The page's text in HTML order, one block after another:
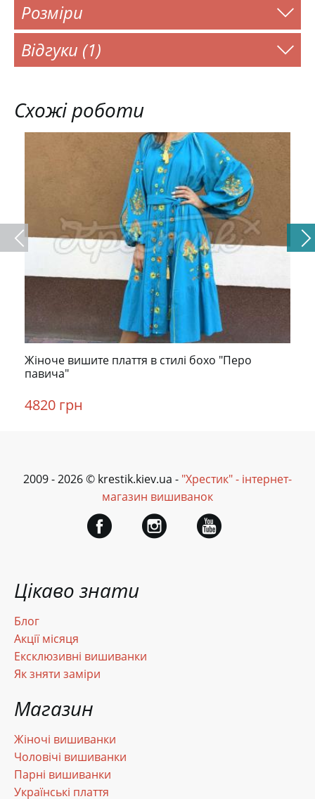
Розміри
Відгуки (1)
Схожі роботи
Жіноче вишите плаття в стилі бохо "Перо
павича"
4820 грн
Цікаво знати
Блог
Акції місяця
Ексклюзивні вишиванки
Як зняти заміри
Магазин
Жіночі вишиванки
Чоловічі вишиванки
Парні вишиванки
Українські плаття
2009 - 2026 © krestik.kiev.ua - "Хрестик" - інтернет-
магазин вишиванок